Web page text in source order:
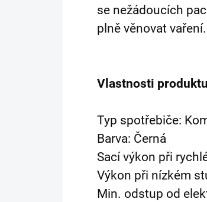
se nežádoucích
plně věnovat vaření.
Vlastnosti
Typ spotřebiče:
Barva: Černá
Sací výkon při
Výkon při nízkém
Min. odstup od